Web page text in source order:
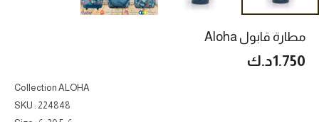
مطارة قابول Aloha
1.750د.ك
Collection ALOHA
SKU : 224848